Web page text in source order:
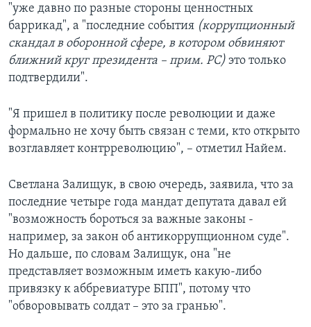
"уже давно по разные стороны ценностных
баррикад", а "последние события (коррупционный
скандал в оборонной сфере, в котором обвиняют
ближний круг президента – прим. РС) это только
подтвердили".
"Я пришел в политику после революции и даже
формально не хочу быть связан с теми, кто открыто
возглавляет контрреволюцию", – отметил Найем.
Светлана Залищук, в свою очередь, заявила, что за
последние четыре года мандат депутата давал ей
"возможность бороться за важные законы -
например, за закон об антикоррупционном суде".
Но дальше, по словам Залищук, она "не
представляет возможным иметь какую-либо
привязку к аббревиатуре БПП", потому что
"обворовывать солдат – это за гранью".